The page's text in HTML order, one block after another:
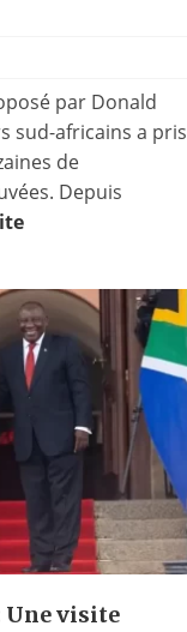
par Donald
sud-africains a pris
de
Depuis
Une visite